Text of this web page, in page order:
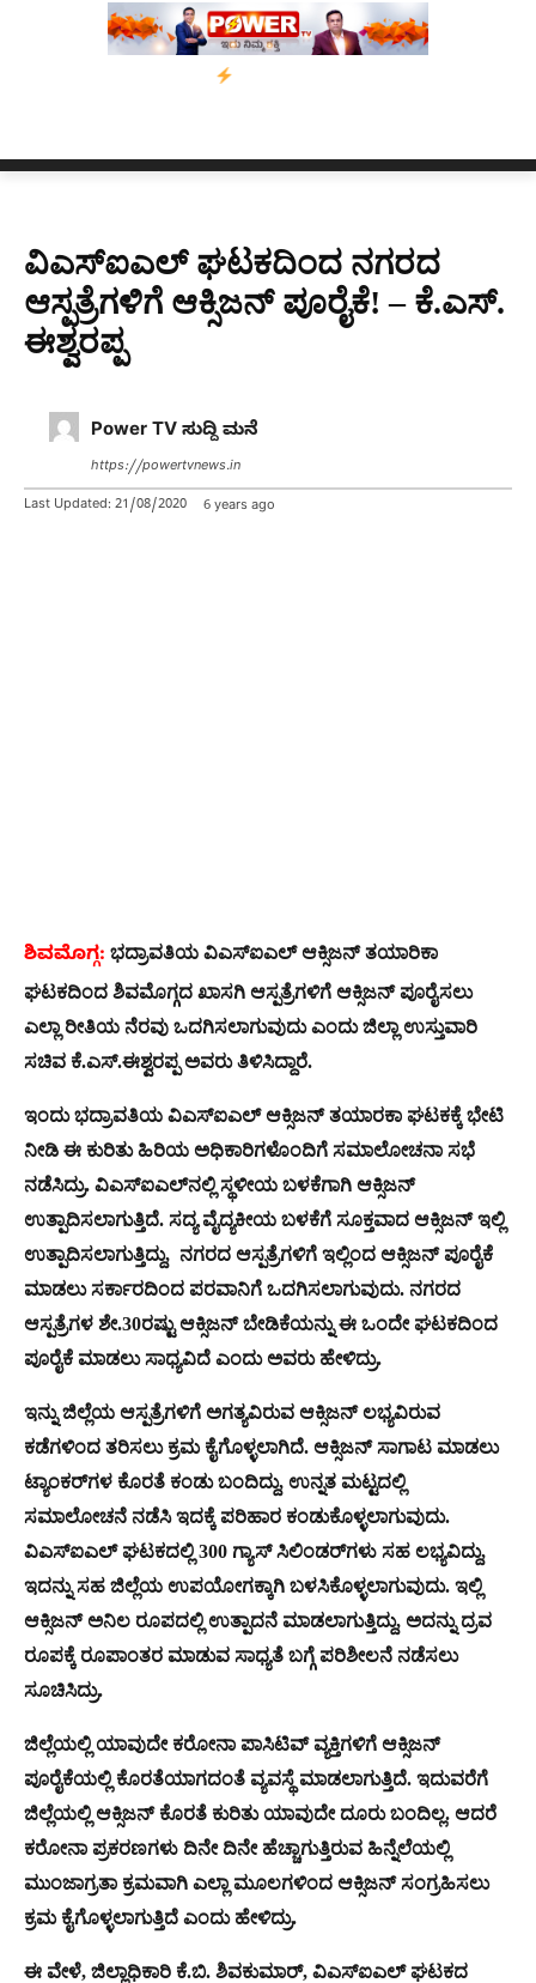
ಬೀರೇನ್ ಸಿಂಗ್ ಅವರ ಆಡಿಯೋ ಕ್ಲಿಪ್ ಅನ್ನು
ವಿಎಸ್‍ಐಎಲ್ ಘಟಕದಿಂದ ನಗರದ
ಆಸ್ಪತ್ರೆಗಳಿಗೆ ಆಕ್ಸಿಜನ್ ಪೂರೈಕೆ! – ಕೆ.ಎಸ್.
ಈಶ್ವರಪ್ಪ
Power TV ಸುದ್ದಿ ಮನೆ
https://powertvnews.in
Last Updated: 21/08/2020 6 years ago
ಶಿವಮೊಗ್ಗ: ಭದ್ರಾವತಿಯ ವಿಎಸ್‍ಐಎಲ್ ಆಕ್ಸಿಜನ್ ತಯಾರಿಕಾ
ಘಟಕದಿಂದ ಶಿವಮೊಗ್ಗದ ಖಾಸಗಿ ಆಸ್ಪತ್ರೆಗಳಿಗೆ ಆಕ್ಸಿಜನ್ ಪೂರೈಸಲು
ಎಲ್ಲಾ ರೀತಿಯ ನೆರವು ಒದಗಿಸಲಾಗುವುದು ಎಂದು ಜಿಲ್ಲಾ ಉಸ್ತುವಾರಿ
ಸಚಿವ ಕೆ.ಎಸ್.ಈಶ್ವರಪ್ಪ ಅವರು ತಿಳಿಸಿದ್ದಾರೆ.
ಇಂದು ಭದ್ರಾವತಿಯ ವಿಎಸ್‍ಐಎಲ್ ಆಕ್ಸಿಜನ್ ತಯಾರಕಾ ಘಟಕಕ್ಕೆ ಭೇಟಿ
ನೀಡಿ ಈ ಕುರಿತು ಹಿರಿಯ ಅಧಿಕಾರಿಗಳೊಂದಿಗೆ ಸಮಾಲೋಚನಾ ಸಭೆ
ನಡೆಸಿದ್ರು. ವಿಎಸ್‍ಐಎಲ್‍ನಲ್ಲಿ ಸ್ಥಳೀಯ ಬಳಕೆಗಾಗಿ ಆಕ್ಸಿಜನ್
ಉತ್ಪಾದಿಸಲಾಗುತ್ತಿದೆ. ಸದ್ಯ ವೈದ್ಯಕೀಯ ಬಳಕೆಗೆ ಸೂಕ್ತವಾದ ಆಕ್ಸಿಜನ್ ಇಲ್ಲಿ
ಉತ್ಪಾದಿಸಲಾಗುತ್ತಿದ್ದು, ನಗರದ ಆಸ್ಪತ್ರೆಗಳಿಗೆ ಇಲ್ಲಿಂದ ಆಕ್ಸಿಜನ್ ಪೂರೈಕೆ
ಮಾಡಲು ಸರ್ಕಾರದಿಂದ ಪರವಾನಿಗೆ ಒದಗಿಸಲಾಗುವುದು. ನಗರದ
ಆಸ್ಪತ್ರೆಗಳ ಶೇ.30ರಷ್ಟು ಆಕ್ಸಿಜನ್ ಬೇಡಿಕೆಯನ್ನು ಈ ಒಂದೇ ಘಟಕದಿಂದ
ಪೂರೈಕೆ ಮಾಡಲು ಸಾಧ್ಯವಿದೆ ಎಂದು ಅವರು ಹೇಳಿದ್ರು.
ಇನ್ನು ಜಿಲ್ಲೆಯ ಆಸ್ಪತ್ರೆಗಳಿಗೆ ಅಗತ್ಯವಿರುವ ಆಕ್ಸಿಜನ್ ಲಭ್ಯವಿರುವ
ಕಡೆಗಳಿಂದ ತರಿಸಲು ಕ್ರಮ ಕೈಗೊಳ್ಳಲಾಗಿದೆ. ಆಕ್ಸಿಜನ್ ಸಾಗಾಟ ಮಾಡಲು
ಟ್ಯಾಂಕರ್​ಗಳ ಕೊರತೆ ಕಂಡು ಬಂದಿದ್ದು, ಉನ್ನತ ಮಟ್ಟದಲ್ಲಿ
ಸಮಾಲೋಚನೆ ನಡೆಸಿ ಇದಕ್ಕೆ ಪರಿಹಾರ ಕಂಡುಕೊಳ್ಳಲಾಗುವುದು.
ವಿಎಸ್‍ಐಎಲ್ ಘಟಕದಲ್ಲಿ 300 ಗ್ಯಾಸ್ ಸಿಲಿಂಡರ್​ಗಳು ಸಹ ಲಭ್ಯವಿದ್ದು,
ಇದನ್ನು ಸಹ ಜಿಲ್ಲೆಯ ಉಪಯೋಗಕ್ಕಾಗಿ ಬಳಸಿಕೊಳ್ಳಲಾಗುವುದು. ಇಲ್ಲಿ
ಆಕ್ಸಿಜನ್ ಅನಿಲ ರೂಪದಲ್ಲಿ ಉತ್ಪಾದನೆ ಮಾಡಲಾಗುತ್ತಿದ್ದು, ಅದನ್ನು ದ್ರವ
ರೂಪಕ್ಕೆ ರೂಪಾಂತರ ಮಾಡುವ ಸಾಧ್ಯತೆ ಬಗ್ಗೆ ಪರಿಶೀಲನೆ ನಡೆಸಲು
ಸೂಚಿಸಿದ್ರು.
ಜಿಲ್ಲೆಯಲ್ಲಿ ಯಾವುದೇ ಕರೋನಾ ಪಾಸಿಟಿವ್ ವ್ಯಕ್ತಿಗಳಿಗೆ ಆಕ್ಸಿಜನ್
ಪೂರೈಕೆಯಲ್ಲಿ ಕೊರತೆಯಾಗದಂತೆ ವ್ಯವಸ್ಥೆ ಮಾಡಲಾಗುತ್ತಿದೆ. ಇದುವರೆಗೆ
ಜಿಲ್ಲೆಯಲ್ಲಿ ಆಕ್ಸಿಜನ್ ಕೊರತೆ ಕುರಿತು ಯಾವುದೇ ದೂರು ಬಂದಿಲ್ಲ. ಆದರೆ
ಕರೋನಾ ಪ್ರಕರಣಗಳು ದಿನೇ ದಿನೇ ಹೆಚ್ಚಾಗುತ್ತಿರುವ ಹಿನ್ನೆಲೆಯಲ್ಲಿ
ಮುಂಜಾಗ್ರತಾ ಕ್ರಮವಾಗಿ ಎಲ್ಲಾ ಮೂಲಗಳಿಂದ ಆಕ್ಸಿಜನ್ ಸಂಗ್ರಹಿಸಲು
ಕ್ರಮ ಕೈಗೊಳ್ಳಲಾಗುತ್ತಿದೆ ಎಂದು ಹೇಳಿದ್ರು.
ಈ ವೇಳೆ, ಜಿಲ್ಲಾಧಿಕಾರಿ ಕೆ.ಬಿ. ಶಿವಕುಮಾರ್, ವಿಎಸ್‍ಐಎಲ್ ಘಟಕದ